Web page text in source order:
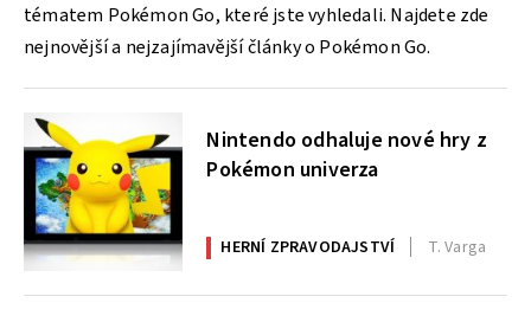
tématem Pokémon Go, které jste vyhledali. Najdete zde
nejnovější a nejzajímavější články o Pokémon Go.
Nintendo odhaluje nové hry z
Pokémon univerza
HERNÍ ZPRAVODAJSTVÍ T. Varga